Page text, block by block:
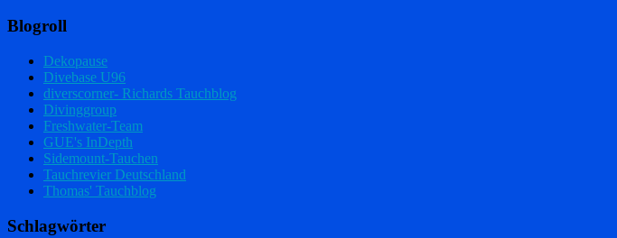
Blogroll
Dekopause
Divebase U96
diverscorner- Richards Tauchblog
Divinggroup
Freshwater-Team
GUE's InDepth
Sidemount-Tauchen
Tauchrevier Deutschland
Thomas' Tauchblog
Schlagwörter